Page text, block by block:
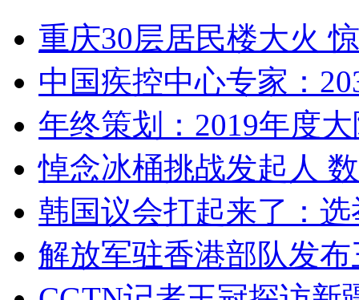
重庆30层居民楼大火
中国疾控中心专家：
年终策划：2019年度
悼念冰桶挑战发起人
韩国议会打起来了：
解放军驻香港部队发